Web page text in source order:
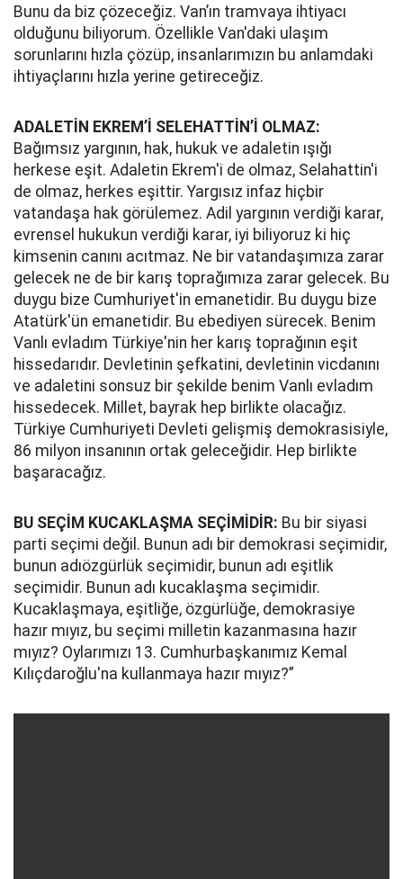
Bunu da biz çözeceğiz. Van’ın tramvaya ihtiyacı
olduğunu biliyorum. Özellikle Van'daki ulaşım
sorunlarını hızla çözüp, insanlarımızın bu anlamdaki
ihtiyaçlarını hızla yerine getireceğiz.
ADALETİN EKREM’İ SELEHATTİN’İ OLMAZ:
Bağımsız yargının, hak, hukuk ve adaletin ışığı
herkese eşit. Adaletin Ekrem'i de olmaz, Selahattin'i
de olmaz, herkes eşittir. Yargısız infaz hiçbir
vatandaşa hak görülemez. Adil yargının verdiği karar,
evrensel hukukun verdiği karar, iyi biliyoruz ki hiç
kimsenin canını acıtmaz. Ne bir vatandaşımıza zarar
gelecek ne de bir karış toprağımıza zarar gelecek. Bu
duygu bize Cumhuriyet'in emanetidir. Bu duygu bize
Atatürk'ün emanetidir. Bu ebediyen sürecek. Benim
Vanlı evladım Türkiye'nin her karış toprağının eşit
hissedarıdır. Devletinin şefkatini, devletinin vicdanını
ve adaletini sonsuz bir şekilde benim Vanlı evladım
hissedecek. Millet, bayrak hep birlikte olacağız.
Türkiye Cumhuriyeti Devleti gelişmiş demokrasisiyle,
86 milyon insanının ortak geleceğidir. Hep birlikte
başaracağız.
BU SEÇİM KUCAKLAŞMA SEÇİMİDİR: Bu bir siyasi
parti seçimi değil. Bunun adı bir demokrasi seçimidir,
bunun adıözgürlük seçimidir, bunun adı eşitlik
seçimidir. Bunun adı kucaklaşma seçimidir.
Kucaklaşmaya, eşitliğe, özgürlüğe, demokrasiye
hazır mıyız, bu seçimi milletin kazanmasına hazır
mıyız? Oylarımızı 13. Cumhurbaşkanımız Kemal
Kılıçdaroğlu'na kullanmaya hazır mıyız?”